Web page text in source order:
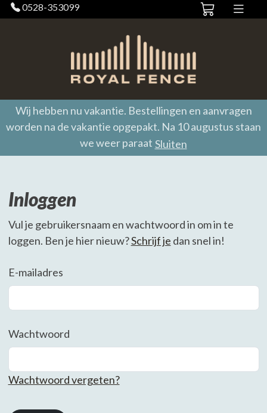
0528-353099
Wij hebben nu vakantie. Bestellingen en aanvragen
worden na de vakantie opgepakt. Na 10 augustus staan
we weer paraat Sluiten
Inloggen
Vul je gebruikersnaam en wachtwoord in om in te
loggen. Ben je hier nieuw?Schrijf je dan snel in!
E-mailadres
Wachtwoord
Wachtwoord vergeten?